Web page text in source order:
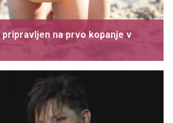
pripravljen na prvo kopanje v